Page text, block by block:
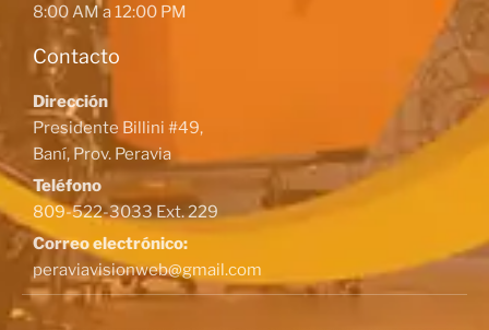
8:00 AM a 12:00 PM
Contacto
Dirección
Presidente Billini #49,
Baní, Prov. Peravia
Teléfono
809-522-3033 Ext. 229
Correo electrónico:
peraviavisionweb@gmail.com